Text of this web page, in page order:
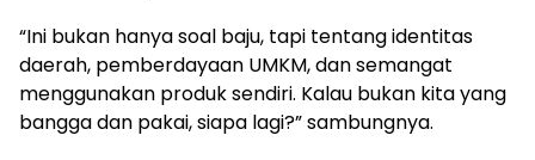
“Ini bukan hanya soal baju, tapi tentang identitas
daerah, pemberdayaan UMKM, dan semangat
menggunakan produk sendiri. Kalau bukan kita yang
bangga dan pakai, siapa lagi?” sambungnya.